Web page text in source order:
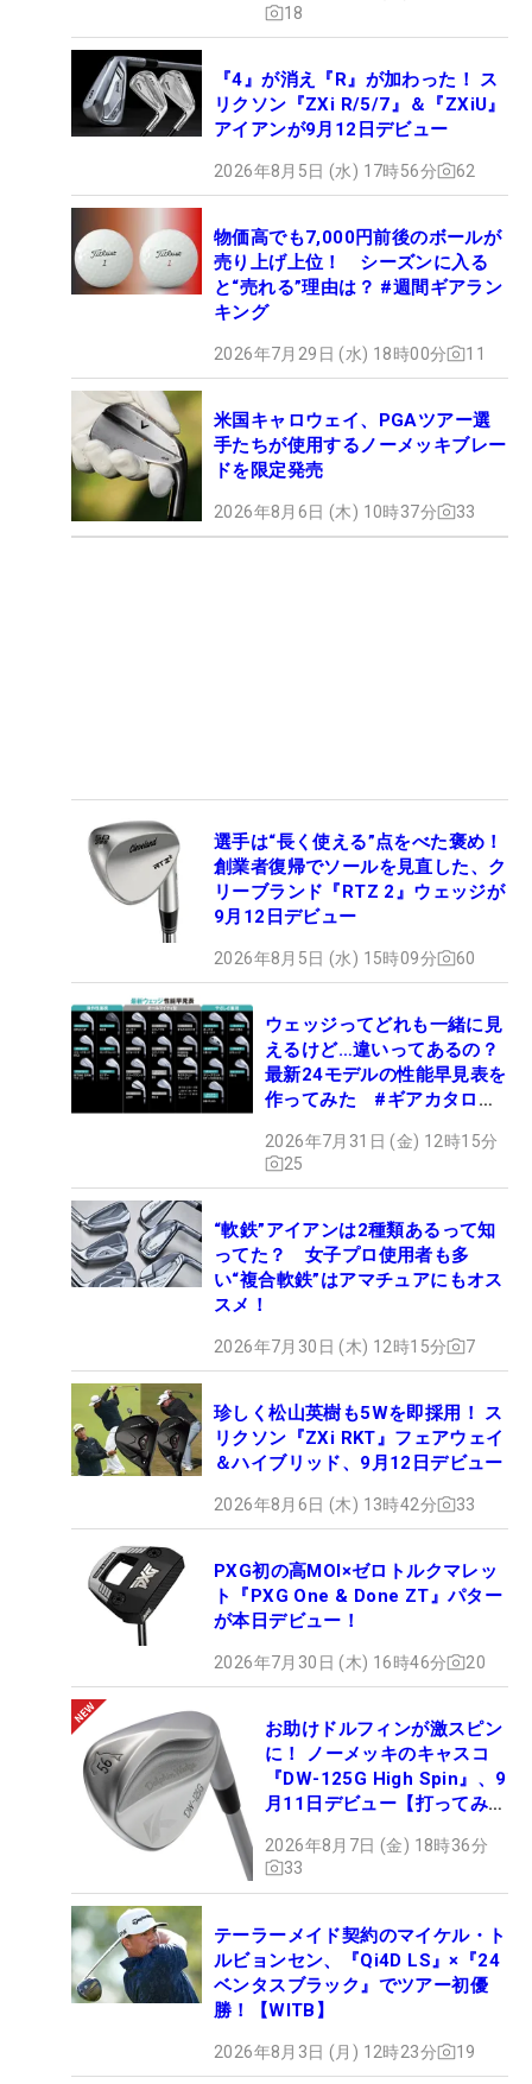
18
『4』が消え『R』が加わった！ ス
リクソン『ZXi R/5/7』＆『ZXiU』
アイアンが9月12日デビュー
2026年8月5日 (水) 17時56分 62
物価高でも7,000円前後のボールが
売り上げ上位！ シーズンに入る
と“売れる”理由は？ #週間ギアラン
キング
2026年7月29日 (水) 18時00分 11
米国キャロウェイ、PGAツアー選
手たちが使用するノーメッキブレー
ドを限定発売
2026年8月6日 (木) 10時37分 33
選手は“長く使える”点をべた褒め！
創業者復帰でソールを見直した、ク
リーブランド『RTZ 2』ウェッジが
9月12日デビュー
2026年8月5日 (水) 15時09分 60
ウェッジってどれも一緒に見
えるけど…違いってあるの？
最新24モデルの性能早見表を
作ってみた #ギアカタログ
2026年7月31日 (金) 12時15分
25
“軟鉄”アイアンは2種類あるって知
ってた？ 女子プロ使用者も多
い“複合軟鉄”はアマチュアにもオス
スメ！
2026年7月30日 (木) 12時15分 7
珍しく松山英樹も5Wを即採用！ ス
リクソン『ZXi RKT』フェアウェイ
＆ハイブリッド、9月12日デビュー
2026年8月6日 (木) 13時42分 33
PXG初の高MOI×ゼロトルクマレッ
ト『PXG One & Done ZT』パター
が本日デビュー！
2026年7月30日 (木) 16時46分 20
お助けドルフィンが激スピン
に！ ノーメッキのキャスコ
『DW-125G High Spin』、9
月11日デビュー【打ってみ
2026年8月7日 (金) 18時36分
33
テーラーメイド契約のマイケル・ト
ルビョンセン、『Qi4D LS』×『24
ベンタスブラック』でツアー初優
勝！【WITB】
2026年8月3日 (月) 12時23分 19